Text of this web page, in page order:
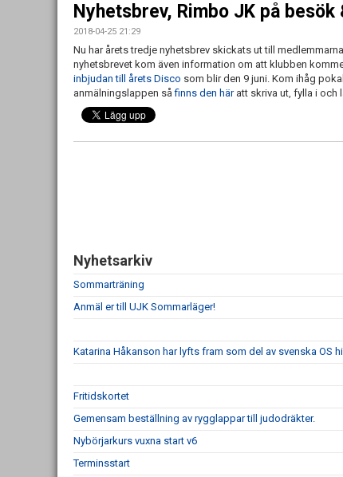
Nyhetsbrev, Rimbo JK på besök
2018-04-25 21:29
Nu har årets tredje nyhetsbrev skickats ut till
nyhetsbrevet kom även information om att klubben
inbjudan till årets Disco som blir den 9 juni. Kom ihåg
anmälningslappen såfinns den här att skriva ut, fylla i och
Nyhetsarkiv
Sommarträning
Anmäl er till UJK Sommarläger!
Katarina Håkanson har lyfts fram som del av svenska OS
Fritidskortet
Gemensam beställning av rygglappar till judodräkter.
Nybörjarkurs vuxna start v6
Terminsstart